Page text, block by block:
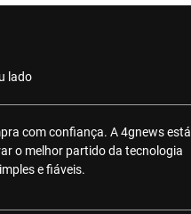
lado
com confiança. A 4gnews está
o melhor partido da tecnologia
e fiáveis.